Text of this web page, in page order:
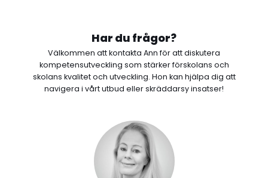
Har du frågor?
Välkommen att kontakta Ann för att diskutera
kompetensutveckling som stärker förskolans och
skolans kvalitet och utveckling. Hon kan hjälpa dig att
navigera i vårt utbud eller skräddarsy insatser!